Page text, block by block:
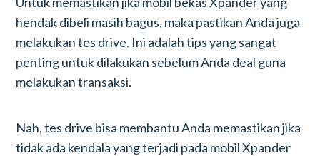
hendak dibeli masih bagus, maka pastikan Anda juga
melakukan tes drive. Ini adalah tips yang sangat
penting untuk dilakukan sebelum Anda deal guna
melakukan transaksi.
Nah, tes drive bisa membantu Anda memastikan jika
tidak ada kendala yang terjadi pada mobil Xpander